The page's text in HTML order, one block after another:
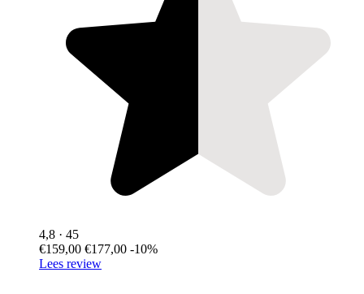
4,8 · 45
€159,00 €177,00 -10%
Lees review